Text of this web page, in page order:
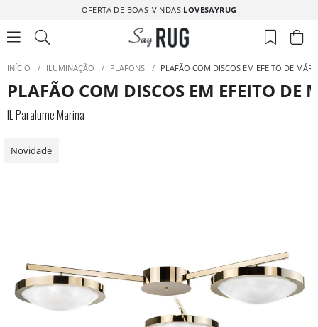
OFERTA DE BOAS-VINDAS LOVESAYRUG
INÍCIO / ILUMINAÇÃO / PLAFONS / PLAFÃO COM DISCOS EM EFEITO DE
PLAFÃO COM DISCOS EM EFEITO DE
IL Paralume Marina
Novidade